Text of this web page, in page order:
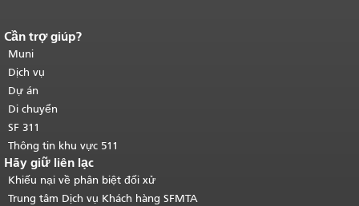
Kết thúc nội dung trang.
của trang này được lặp lại trên mọi
trang.Quay lại đầu trang nội dung
chính.
Cần trợ giúp?
Muni
Dịch vụ
Dự án
Di chuyển
SF 311
Thông tin khu vực 511
Hãy giữ liên lạc
Khiếu nại về phân biệt đối xử
Trung tâm Dịch vụ Khách hàng SFMTA